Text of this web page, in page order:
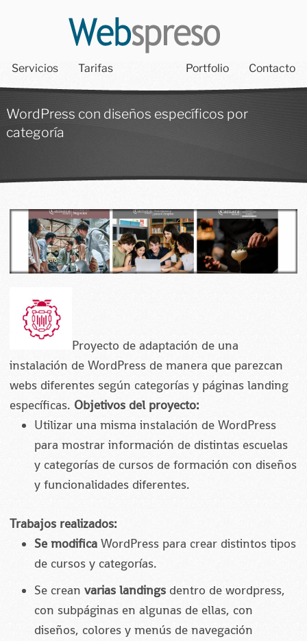
Servicios Tarifas Portfolio Contacto
WordPress con diseños específicos por
categoría
Proyecto de adaptación de una
instalación de WordPress de manera que parezcan
webs diferentes según categorías y páginas landing
específicas. Objetivos del proyecto:
Utilizar una misma instalación de WordPress
para mostrar información de distintas escuelas
y categorías de cursos de formación con diseños
y funcionalidades diferentes.
Trabajos realizados:
Se modifica WordPress para crear distintos tipos
de cursos y categorías.
Se crean varias landingsdentro de wordpress,
con subpáginas en algunas de ellas, con
diseños, colores y menús de navegación